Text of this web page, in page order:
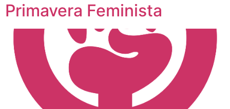
Primavera Feminista